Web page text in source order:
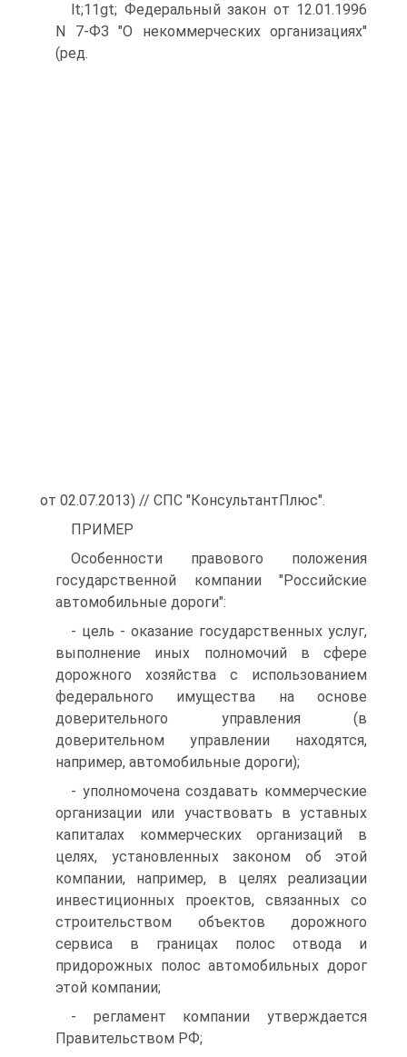
lt;11gt; Федеральный закон от 12.01.1996
N 7-ФЗ "О некоммерческих организациях"
(ред.
от 02.07.2013) // СПС "КонсультантПлюс".
ПРИМЕР
Особенности правового положения
государственной компании "Российские
автомобильные дороги":
- цель - оказание государственных услуг,
выполнение иных полномочий в сфере
дорожного хозяйства с использованием
федерального имущества на основе
доверительного управления (в
доверительном управлении находятся,
например, автомобильные дороги);
- уполномочена создавать коммерческие
организации или участвовать в уставных
капиталах коммерческих организаций в
целях, установленных законом об этой
компании, например, в целях реализации
инвестиционных проектов, связанных со
строительством объектов дорожного
сервиса в границах полос отвода и
придорожных полос автомобильных дорог
этой компании;
- регламент компании утверждается
Правительством РФ;